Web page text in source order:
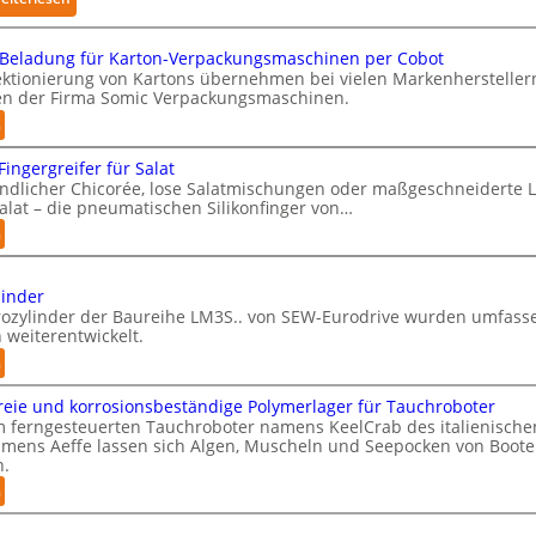
n
h
y
i
c
a
u
f
i
e
F
K
n
s
l
i
c
h
t
e
l
i
g
für Karton-Verpackungsmaschinen per Cobot
von Kartons übernehmen bei vielen
der Firma Somic Verpackungsmaschinen.
:
M
a
g
a
z
i
-
B
e
l
d
u
n
g
f
für Salat
Chicorée, lose Salatmischungen oder maßgeschneiderte
– die pneumatischen Silikonfinger von…
:
S
n
s
i
b
l
e
F
i
n
g
der Baureihe LM3S.. von SEW-Eurodrive wurden
weiterentwickelt.
:
E
l
e
k
t
r
und korrosionsbeständige Polymerlager für Tauchroboter
ferngesteuerten Tauchroboter namens KeelCrab des
Aeffe lassen sich Algen, Muscheln und Seepocken von
:
S